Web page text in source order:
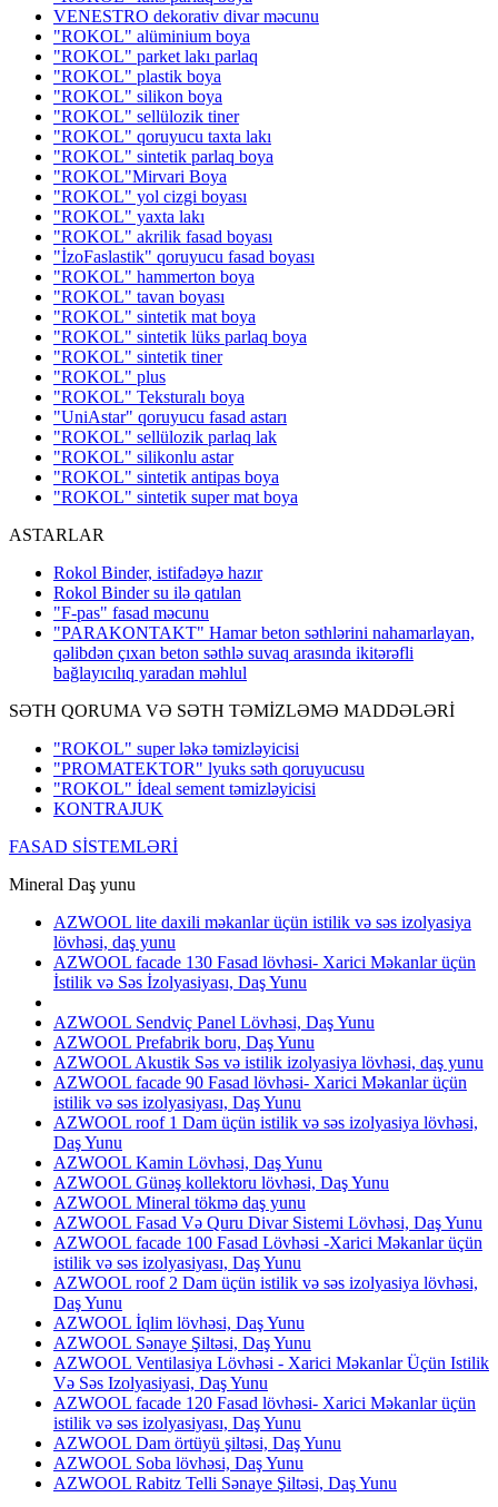
VENESTRO dekorativ divar məcunu
"ROKOL" alüminium boya
"ROKOL" parket lakı parlaq
"ROKOL" plastik boya
"ROKOL" silikon boya
"ROKOL" sellülozik tiner
"ROKOL" qoruyucu taxta lakı
"ROKOL" sintetik parlaq boya
"ROKOL"Mirvari Boya
"ROKOL" yol cizgi boyası
"ROKOL" yaxta lakı
"ROKOL" akrilik fasad boyası
"İzoFaslastik" qoruyucu fasad boyası
"ROKOL" hammerton boya
"ROKOL" tavan boyası
"ROKOL" sintetik mat boya
"ROKOL" sintetik lüks parlaq boya
"ROKOL" sintetik tiner
"ROKOL" plus
"ROKOL" Teksturalı boya
"UniAstar" qoruyucu fasad astarı
"ROKOL" sellülozik parlaq lak
"ROKOL" silikonlu astar
"ROKOL" sintetik antipas boya
"ROKOL" sintetik super mat boya
ASTARLAR
Rokol Binder, istifadəyə hazır
Rokol Binder su ilə qatılan
"F-pas" fasad məcunu
"PARAKONTAKT" Hamar beton səthlərini nahamarlayan,
qəlibdən çıxan beton səthlə suvaq arasında ikitərəfli
bağlayıcılıq yaradan məhlul
SƏTH QORUMA VƏ SƏTH TƏMİZLƏMƏ MADDƏLƏRİ
"ROKOL" super ləkə təmizləyicisi
"PROMATEKTOR" lyuks səth qoruyucusu
"ROKOL" İdeal sement təmizləyicisi
KONTRAJUK
FASAD SİSTEMLƏRİ
Mineral Daş yunu
AZWOOL lite daxili məkanlar üçün istilik və səs izolyasiya
lövhəsi, daş yunu
AZWOOL facade 130 Fasad lövhəsi- Xarici Məkanlar üçün
İstilik və Səs İzolyasiyası, Daş Yunu
AZWOOL Sendviç Panel Lövhəsi, Daş Yunu
AZWOOL Prefabrik boru, Daş Yunu
AZWOOL Akustik Səs və istilik izolyasiya lövhəsi, daş yunu
AZWOOL facade 90 Fasad lövhəsi- Xarici Məkanlar üçün
istilik və səs izolyasiyası, Daş Yunu
AZWOOL roof 1 Dam üçün istilik və səs izolyasiya lövhəsi,
Daş Yunu
AZWOOL Kamin Lövhəsi, Daş Yunu
AZWOOL Günəş kollektoru lövhəsi, Daş Yunu
AZWOOL Mineral tökmə daş yunu
AZWOOL Fasad Və Quru Divar Sistemi Lövhəsi, Daş Yunu
AZWOOL facade 100 Fasad Lövhəsi -Xarici Məkanlar üçün
istilik və səs izolyasiyası, Daş Yunu
AZWOOL roof 2 Dam üçün istilik və səs izolyasiya lövhəsi,
Daş Yunu
AZWOOL İqlim lövhəsi, Daş Yunu
AZWOOL Sənaye Şiltəsi, Daş Yunu
AZWOOL Ventilasiya Lövhəsi - Xarici Məkanlar Üçün Istilik
Və Səs Izolyasiyasi, Daş Yunu
AZWOOL facade 120 Fasad lövhəsi- Xarici Məkanlar üçün
istilik və səs izolyasiyası, Daş Yunu
AZWOOL Dam örtüyü şiltəsi, Daş Yunu
AZWOOL Soba lövhəsi, Daş Yunu
AZWOOL Rabitz Telli Sənaye Şiltəsi, Daş Yunu